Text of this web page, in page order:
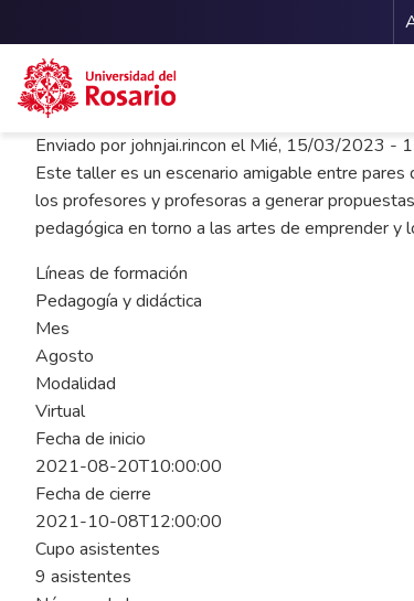
Pasar al contenido principal
Enviado por johnjai.rincon elMié, 15/03/2023 -
Este taller es un escenario amigable entre
los profesores y profesoras a generar
pedagógica en torno a las artes de emprender y
Líneas de formación
Pedagogía y didáctica
Mes
Agosto
Modalidad
Virtual
Fecha de inicio
2021-08-20T10:00:00
Fecha de cierre
2021-10-08T12:00:00
Cupo asistentes
9 asistentes